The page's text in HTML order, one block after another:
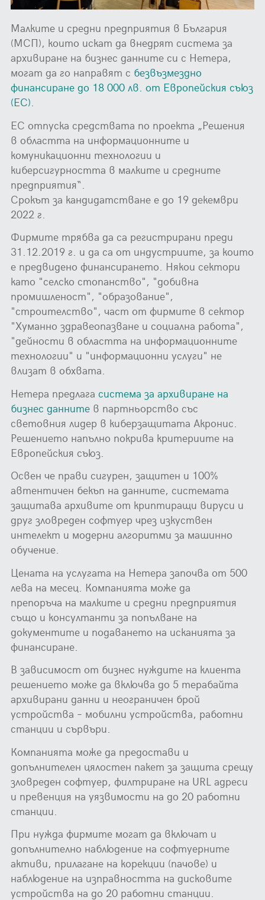
Малките и средни предприятия в България
(МСП), които искат да внедрят система за
архивиране на бизнес данните си с Нетера,
могат да го направят с безвъзмездно
финансиране до 18 000 лв. от Европейския съюз
(ЕС).
ЕС отпуска средствата по проекта „Решения
в областта на информационните и
комуникационни технологии и
киберсигурността в малките и средните
предприятия“.
Срокът за кандидатстване е до 19 декември
2022 г.
Фирмите трябва да са регистрирани преди
31.12.2019 г. и да са от индустриите, за които
е предвидено финансирането. Някои сектори
като "селско стопанство", "добивна
промишленост", "образование",
"строителство", част от фирмите в сектор
"Хуманно здравеопазване и социална работа",
"дейности в областта на информационните
технологии" и "информационни услуги" не
влизат в обхвата.
Нетера предлагасистема за архивиране на
бизнес данните в партньорство със
световния лидер в киберзащитата Акронис.
Решението напълно покрива критериите на
Европейския съюз.
Освен че прави сигурен, защитен и 100%
автентичен бекъп на данните, системата
защитава архивите от криптиращи вируси и
друг зловреден софтуер чрез изкуствен
интелект и модерни алгоритми за машинно
обучение.
Цената на услугата на Нетера започва от 500
лева на месец. Компанията може да
препоръча на малките и средни предприятия
също и консултанти за попълване на
документите и подаването на исканията за
финансиране.
В зависимост от бизнес нуждите на клиента
решението може да включва до 5 терабайта
архивирани данни и неограничен брой
устройства – мобилни устройства, работни
станции и сървъри.
Компанията може да предостави и
допълнителен цялостен пакет за защита срещу
зловреден софтуер, филтриране на URL адреси
и превенция на уязвимости на до 20 работни
станции.
При нужда фирмите могат да включат и
допълнително наблюдение на софтуерните
активи, прилагане на корекции (пачове) и
наблюдение на изправността на дисковите
устройства на до 20 работни станции.